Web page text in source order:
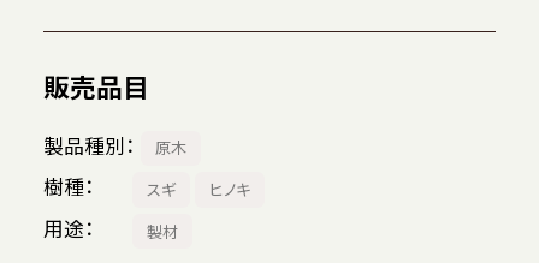
販売品目
製品種別 原木
樹種 スギ ヒノキ
用途 製材